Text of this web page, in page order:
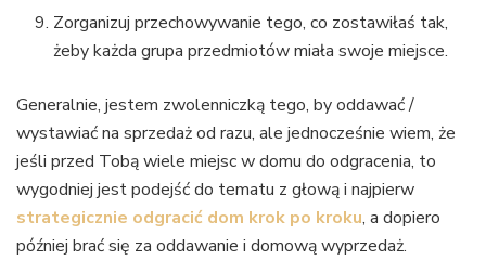
Zorganizuj przechowywanie tego, co zostawiłaś tak,
żeby każda grupa przedmiotów miała swoje miejsce.
Generalnie, jestem zwolenniczką tego, by oddawać /
wystawiać na sprzedaż od razu, ale jednocześnie wiem, że
jeśli przed Tobą wiele miejsc w domu do odgracenia, to
wygodniej jest podejść do tematu z głową i najpierw
strategicznie odgracić dom krok po kroku, a dopiero
później brać się za oddawanie i domową wyprzedaż.